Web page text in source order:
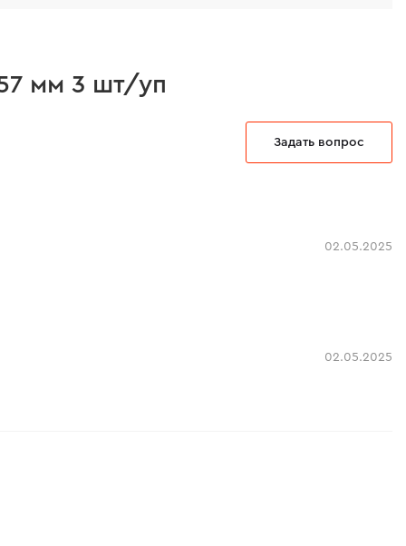
мм 3 шт/уп
Задать вопрос
02.05.2025
02.05.2025